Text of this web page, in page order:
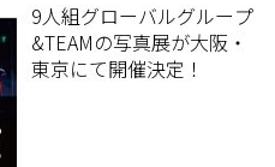
9人組グローバルグループ
&TEAMの写真展が大阪・
東京にて開催決定！